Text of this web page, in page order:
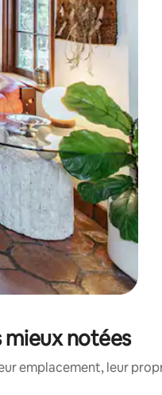
et en faisant glisser.
mieux notées
emplacement, leur